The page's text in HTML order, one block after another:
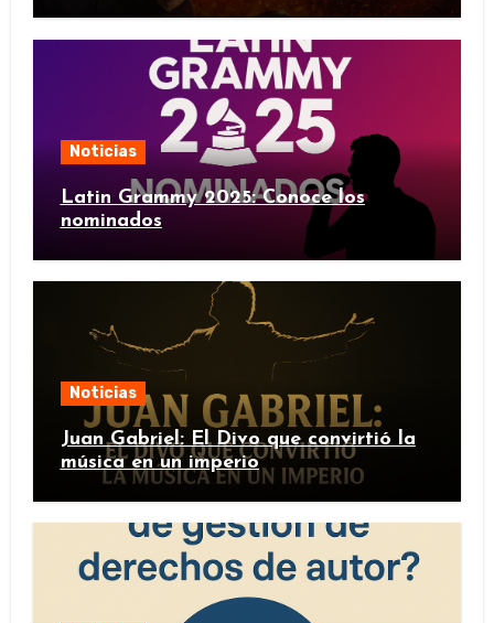
Noticias
Latin Grammy 2025: Conoce los
nominados
Noticias
Juan Gabriel: El Divo que convirtió la
música en un imperio